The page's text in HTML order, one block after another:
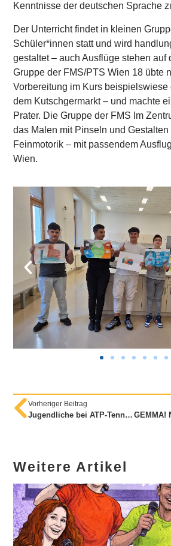
Kenntnisse der deutschen Sprache
Der Unterricht findet in kleinen
Schüler*innen statt und wird
gestaltet – auch Ausflüge stehen auf
Gruppe der FMS/PTS Wien 18 übte
Vorbereitung im Kurs
dem Kutschgermarkt – und machte
Prater. Die Gruppe der FMS Im
das Malen mit Pinseln und
Feinmotorik – mit passendem
Wien.
Vorheriger Beitrag
Jugendliche bei ATP-Tennisturnier
Weitere Artikel